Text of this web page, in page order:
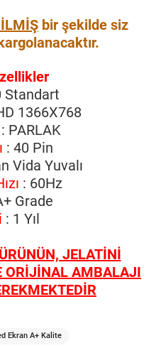
bir şekilde siz
Standart
1366X768
: PARLAK
: 40 Pin
Vida Yuvalı
: 60Hz
Grade
: 1 Yıl
JELATİNİ
ORİJİNAL AMBALAJI
Ekran A+ Kalite